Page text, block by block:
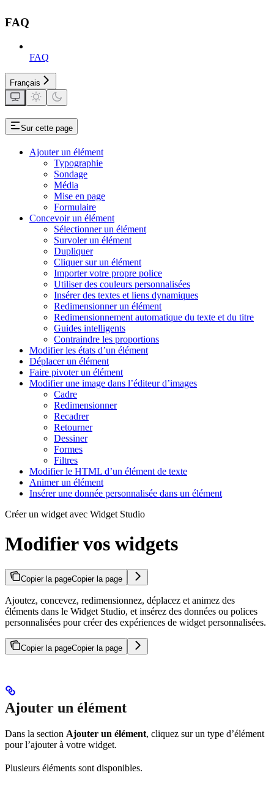
FAQ
FAQ
Français
Sur cette page
Ajouter un élément
Typographie
Sondage
Média
Mise en page
Formulaire
Concevoir un élément
Sélectionner un élément
Survoler un élément
Dupliquer
Cliquer sur un élément
Importer votre propre police
Utiliser des couleurs personnalisées
Insérer des textes et liens dynamiques
Redimensionner un élément
Redimensionnement automatique du texte et du titre
Guides intelligents
Contraindre les proportions
Modifier les états d’un élément
Déplacer un élément
Faire pivoter un élément
Modifier une image dans l’éditeur d’images
Cadre
Redimensionner
Recadrer
Retourner
Dessiner
Formes
Filtres
Modifier le HTML d’un élément de texte
Animer un élément
Insérer une donnée personnalisée dans un élément
Créer un widget avec Widget Studio
Modifier vos widgets
Copier la pageCopier la page
Ajoutez, concevez, redimensionnez, déplacez et animez des
éléments dans le Widget Studio, et insérez des données ou polices
personnalisées pour créer des expériences de widget personnalisées.
Copier la pageCopier la page
Ajouter un élément
Dans la section Ajouter un élément, cliquez sur un type d’élément
pour l’ajouter à votre widget.
Plusieurs éléments sont disponibles.